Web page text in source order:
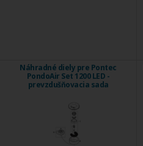
Náhradné diely pre Pontec
PondoAir Set 1200 LED -
prevzdušňovacia sada